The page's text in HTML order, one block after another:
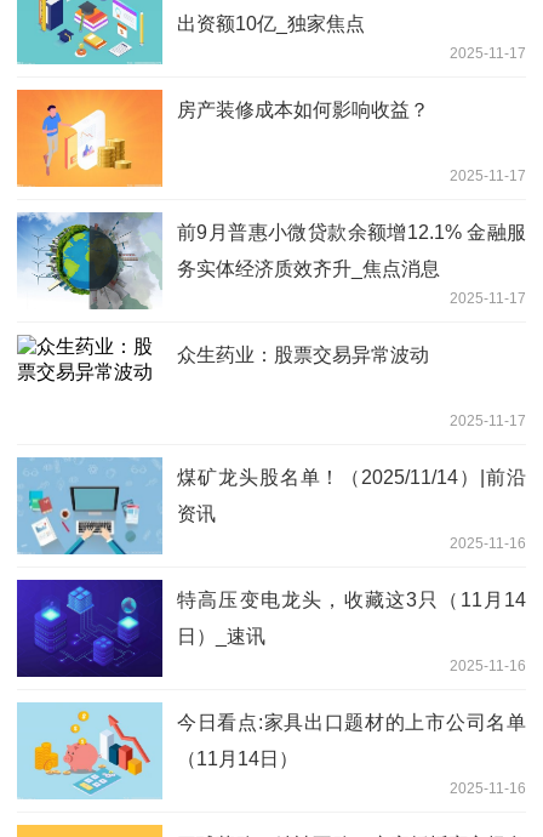
出资额10亿_独家焦点
2025-11-17
房产装修成本如何影响收益？
2025-11-17
前9月普惠小微贷款余额增12.1% 金融服
务实体经济质效齐升_焦点消息
2025-11-17
众生药业：股票交易异常波动
2025-11-17
煤矿龙头股名单！（2025/11/14）|前沿
资讯
2025-11-16
特高压变电龙头，收藏这3只（11月14
日）_速讯
2025-11-16
今日看点:家具出口题材的上市公司名单
（11月14日）
2025-11-16